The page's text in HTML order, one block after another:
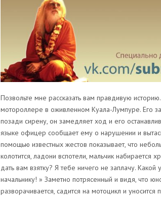
Позвольте мне рассказать вам правдивую
мотороллере в оживленном Куала-Лумпуре. Его
позади сирену, он замедляет ход и его
языке офицер сообщает ему о нарушении и
помощью известных жестов показывает, что
колотится, ладони вспотели, мальчик набирается
дать вам взятку? Я тебе ничего не заплачу.
начальнику! » Заметно потрясенный и видя, что
разворачивается, садится на мотоцикл и